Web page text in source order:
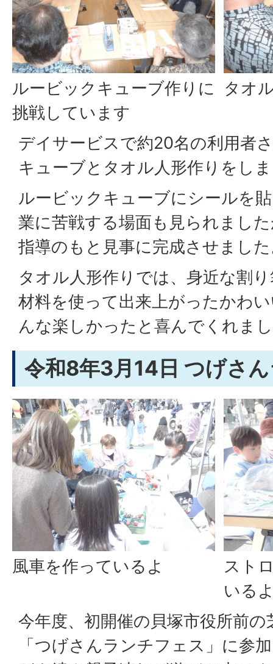
ルービックキューブ作りに
挑戦しています
タオ
デイサービスで約20名の利用者
キューブとタオル人形作りをし
ルービックキューブにシールを
業に苦戦する場面も見られまし
指導のもと見事に完成させまし
タオル人形作りでは、身近な割
材料を使って出来上がったかわ
んな楽しかったと喜んでくれま
令和8年3月14日 つげさ
風車を作っているよ
スト
いる
今年度、初開催の貝塚市役所前
「つげさんランチフェス」に参